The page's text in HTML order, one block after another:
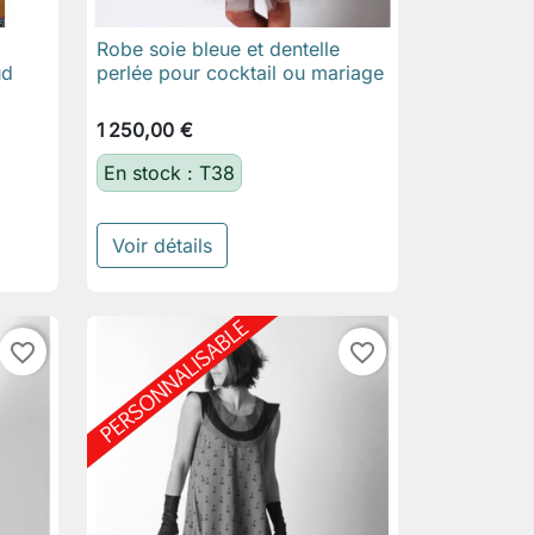
 Aperçu rapide
Robe soie bleue et dentelle
perlée pour cocktail ou mariage
1 250,00 €
En stock : T38
Voir détails
favorite_border favorite_border